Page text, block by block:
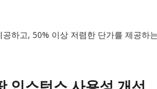
하고, 50% 이상 저렴한 단가를 제공하